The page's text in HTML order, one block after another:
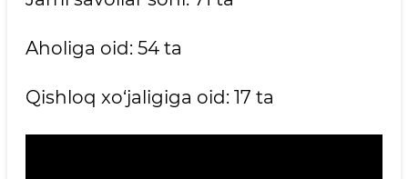
Aholiga oid: 54 ta
Qishloq xo‘jaligiga oid: 17 ta